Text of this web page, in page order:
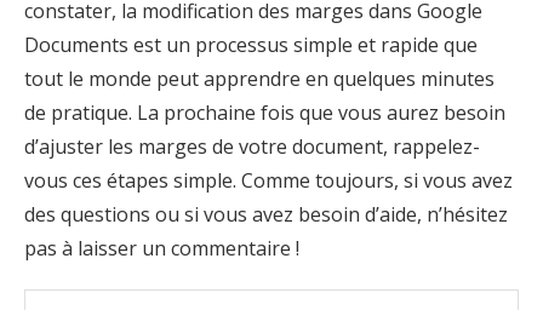
constater, la modification des marges dans Google
Documents est un processus simple et rapide que
tout le monde peut apprendre en quelques minutes
de pratique. La prochaine fois que vous aurez besoin
d’ajuster les marges de votre document, rappelez-
vous ces étapes simple. Comme toujours, si vous avez
des questions ou si vous avez besoin d’aide, n’hésitez
pas à laisser un commentaire !